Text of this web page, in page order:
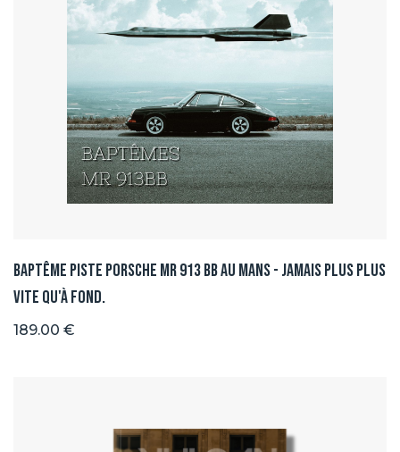
Baptême Piste Porsche MR 913 BB au Mans - Jamais plus plus
vite qu'à fond.
189.00 €